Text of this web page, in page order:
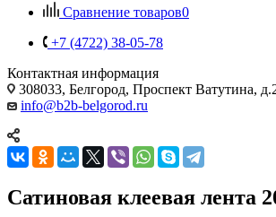
Сравнение товаров0
+7 (4722) 38-05-78
Контактная информация
308033, Белгород, Проспект Ватутина,
info@b2b-belgorod.ru
Сатиновая клеевая лента